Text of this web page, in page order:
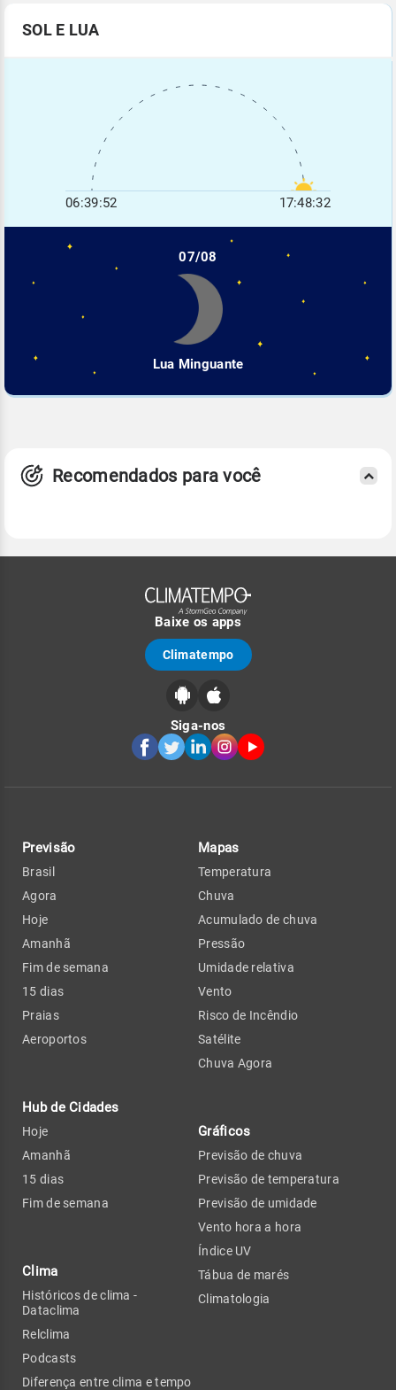
SOL E LUA
06:39:52 17:48:32
07/08
Lua Minguante
Recomendados para você
Baixe os apps
Climatempo
Siga-nos
Previsão
Brasil
Agora
Hoje
Amanhã
Fim de semana
15 dias
Praias
Aeroportos
Hub de Cidades
Hoje
Amanhã
15 dias
Fim de semana
Clima
Históricos de clima -
Dataclima
Relclima
Podcasts
Diferença entre clima e tempo
Mapas
Temperatura
Chuva
Acumulado de chuva
Pressão
Umidade relativa
Vento
Risco de Incêndio
Satélite
Chuva Agora
Gráficos
Previsão de chuva
Previsão de temperatura
Previsão de umidade
Vento hora a hora
Índice UV
Tábua de marés
Climatologia